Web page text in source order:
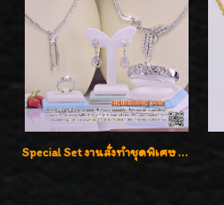
Special Set งานสั่งทำชุดพิเศษ เพชรคัดทุกชิ้น สวยหรูหรา ราคามิตรภาพค่ะ